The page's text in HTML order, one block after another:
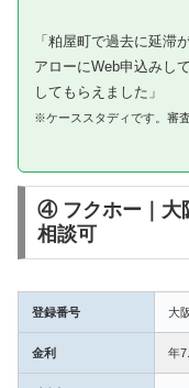
「粕屋町で過去に延滞
アローにWeb申込みし
してもらえました」
※ケーススタディです。審
④ フクホー｜大
相談可
登録番号 大
金利 年